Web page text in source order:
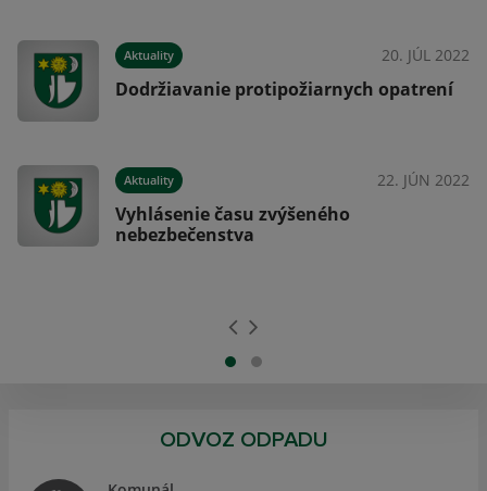
Aktuality 20. JÚL 2022
Dodržiavanie protipožiarnych opatrení
Aktuality 22. JÚN 2022
Vyhlásenie času zvýšeného
nebezbečenstva
ODVOZ ODPADU